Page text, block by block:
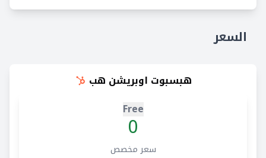
السعر
هبسبوت اوبريشن هب
Free
0
سعر مخصص